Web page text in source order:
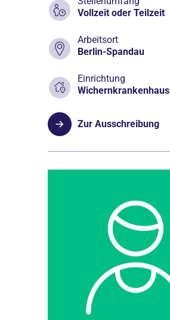
Vollzeit oder Teilzeit
Arbeitsort
Berlin-Spandau
Einrichtung
Wichernkrankenhaus
Zur Ausschreibung